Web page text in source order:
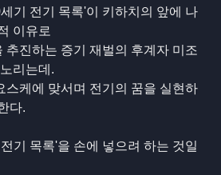
기 전기 목록'이 키하치의 앞에 나
이유로
추진하는 증기 재벌의 후계자 미조
리는데.
스케에 맞서며 전기의 꿈을 실현하
다.
기 목록'을 손에 넣으려 하는 것일